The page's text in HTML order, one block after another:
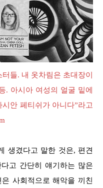
들. 내 옷차림은 초대장이
. 아시아 여성의 얼굴 밑에
안 페티쉬가 아니다”라고
생겼다고 말한 것은, 편견
고 간단히 얘기하는 많은
사회적으로 해악을 끼친